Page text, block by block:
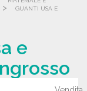
>
GUANTI USA E
e